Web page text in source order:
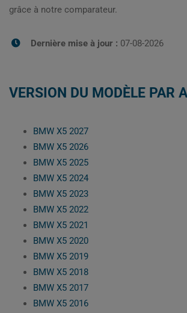
grâce à notre comparateur.
Dernière mise à jour : 07-08-2026
VERSION DU MODÈLE PAR
BMW X5 2027
BMW X5 2026
BMW X5 2025
BMW X5 2024
BMW X5 2023
BMW X5 2022
BMW X5 2021
BMW X5 2020
BMW X5 2019
BMW X5 2018
BMW X5 2017
BMW X5 2016